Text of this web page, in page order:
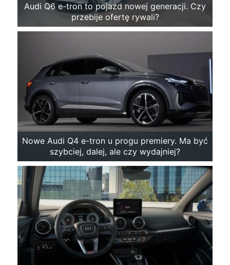
Audi Q6 e-tron to pojazd nowej generacji. Czy
przebije ofertę rywali?
Nowe Audi Q4 e-tron u progu premiery. Ma być
szybciej, dalej, ale czy wydajniej?